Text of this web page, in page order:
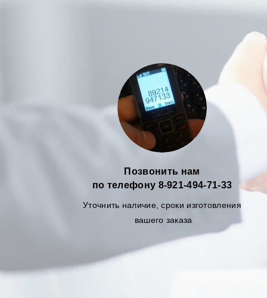
Позвонить нам
по телефону 8-921-494-71-33
Уточнить наличие, сроки изготовления
вашего заказа